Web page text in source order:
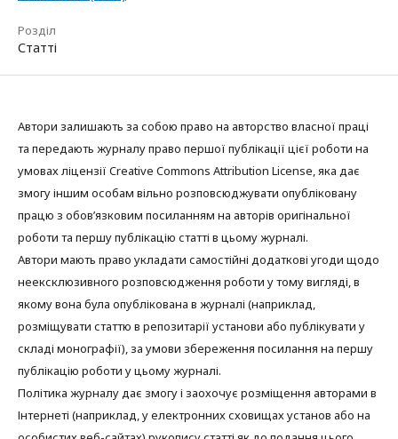
Розділ
Статті
Автори залишають за собою право на авторство власної праці
та передають журналу право першої публікації цієї роботи на
умовах ліцензії Creative Commons Attribution License, яка дає
змогу іншим особам вільно розповсюджувати опубліковану
працю з обов’язковим посиланням на авторів оригінальної
роботи та першу публікацію статті в цьому журналі.
Автори мають право укладати самостійні додаткові угоди щодо
неексклюзивного розповсюдження роботи у тому вигляді, в
якому вона була опублікована в журналі (наприклад,
розміщувати статтю в репозитарії установи або публікувати у
складі монографії), за умови збереження посилання на першу
публікацію роботи у цьому журналі.
Політика журналу дає змогу і заохочує розміщення авторами в
Інтернеті (наприклад, у електронних сховищах установ або на